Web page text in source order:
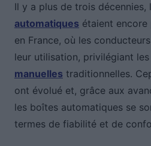
Il y a plus de trois décennies,
automatiques étaient
en France, où les
leur utilisation, privilégiant les
manuelles traditionnelles.
ont évolué et, grâce aux
les boîtes automatiques se
termes de fiabilité et de